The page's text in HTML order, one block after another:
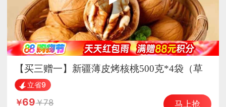
【买三赠一】新疆薄皮烤核桃500克*4袋（草
本味）熟核桃 坚果 酥脆可口
立省9
69 78 马上抢